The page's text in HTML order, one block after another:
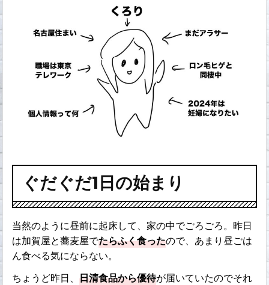
ぐだぐだ1日の始まり
当然のように昼前に起床して、家の中でごろごろ。昨日
は加賀屋と蕎麦屋でたらふく食ったので、あまり昼ごは
ん食べる気にならない。
ちょうど昨日、日清食品から優待が届いていたのでそれ